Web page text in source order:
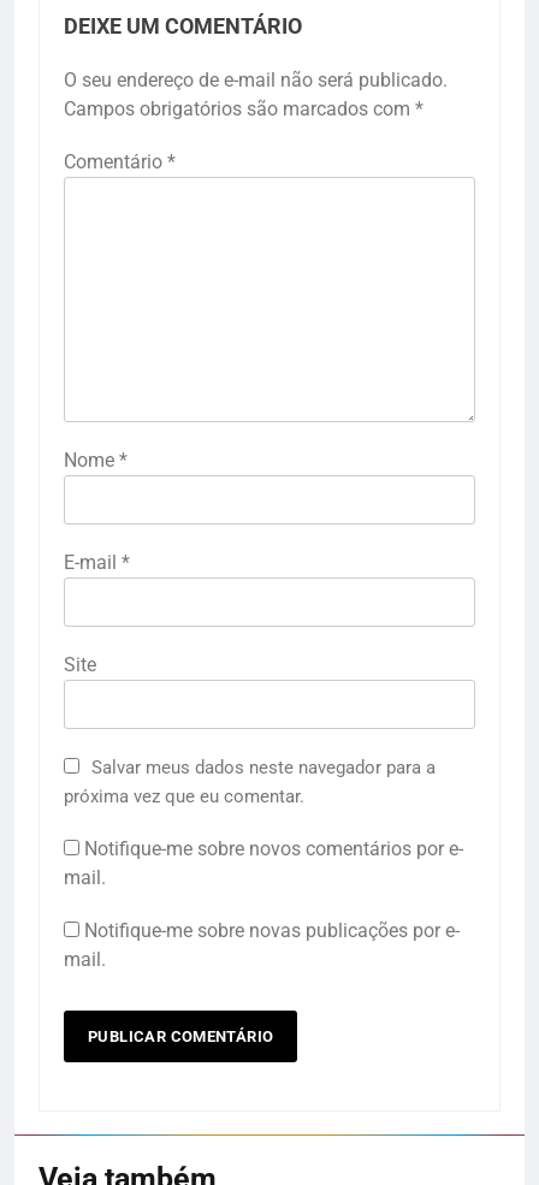
DEIXE UM COMENTÁRIO
O seu endereço de e-mail não será publicado.
Campos obrigatórios são marcados com *
Comentário *
Nome *
E-mail *
Site
Salvar meus dados neste navegador para a
próxima vez que eu comentar.
Notifique-me sobre novos comentários por e-
mail.
Notifique-me sobre novas publicações por e-
mail.